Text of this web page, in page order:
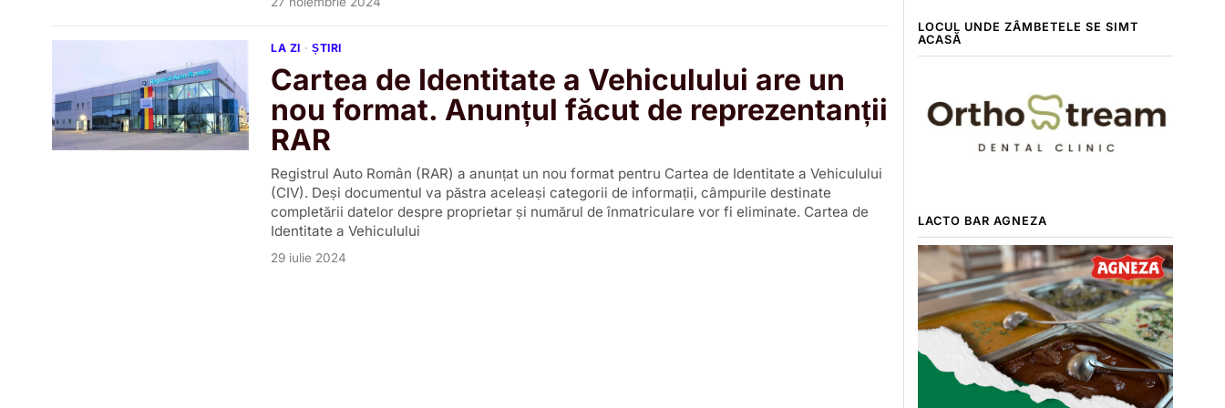
LA ZI · ȘTIRI
Cartea de Identitate a Vehiculului are un
nou format. Anunțul făcut de reprezentanții
RAR
Registrul Auto Român (RAR) a anunțat un nou format pentru Cartea de Identitate a Vehiculului
(CIV). Deși documentul va păstra aceleași categorii de informații, câmpurile destinate
completării datelor despre proprietar și numărul de înmatriculare vor fi eliminate. Cartea de
Identitate a Vehiculului
29 iulie 2024
LOCUL UNDE ZÂMBETELE SE SIMT
ACASĂ
LACTO BAR AGNEZA